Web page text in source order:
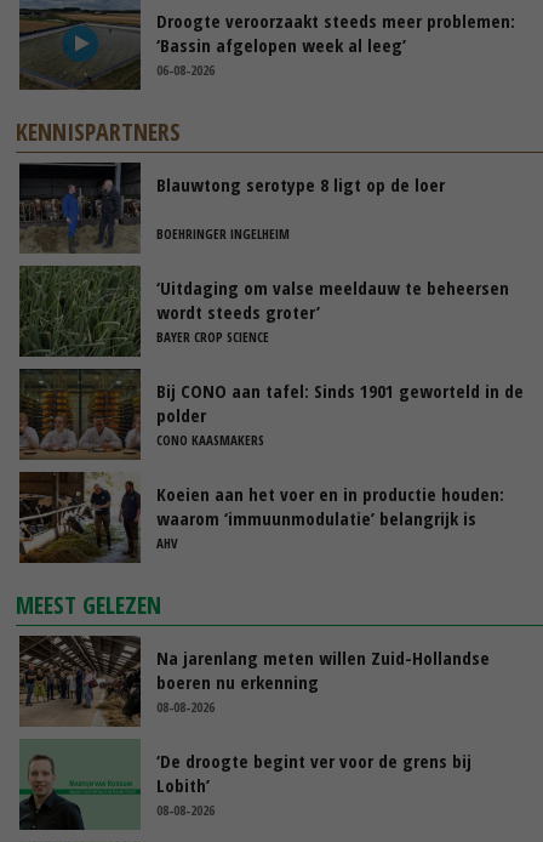
Droogte veroorzaakt steeds meer problemen:
‘Bassin afgelopen week al leeg’
06-08-2026
KENNISPARTNERS
Blauwtong serotype 8 ligt op de loer
BOEHRINGER INGELHEIM
‘Uitdaging om valse meeldauw te beheersen
wordt steeds groter’
BAYER CROP SCIENCE
Bij CONO aan tafel: Sinds 1901 geworteld in de
polder
CONO KAASMAKERS
Koeien aan het voer en in productie houden:
waarom ‘immuunmodulatie’ belangrijk is
tijdens de transitieperiode
AHV
MEEST GELEZEN
Na jarenlang meten willen Zuid-Hollandse
boeren nu erkenning
08-08-2026
‘De droogte begint ver voor de grens bij
Lobith’
08-08-2026